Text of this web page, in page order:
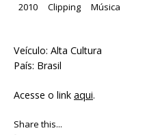
2010 Clipping Música
Veículo: Alta Cultura
País: Brasil
Acesse o link aqui.
Share this...